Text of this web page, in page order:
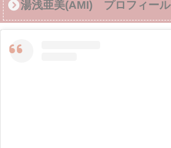
湯浅亜美(AMI) プロフィール